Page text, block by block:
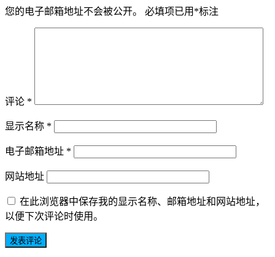
您的电子邮箱地址不会被公开。 必填项已用 *标注
评论 *
显示名称 *
电子邮箱地址 *
网站地址
在此浏览器中保存我的显示名称、邮箱地址和网站地址，
以便下次评论时使用。